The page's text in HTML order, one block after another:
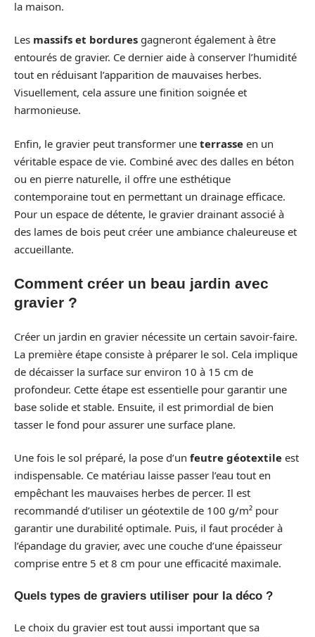
la maison.
Les massifs et bordures gagneront également à être
entourés de gravier. Ce dernier aide à conserver l’humidité
tout en réduisant l’apparition de mauvaises herbes.
Visuellement, cela assure une finition soignée et
harmonieuse.
Enfin, le gravier peut transformer une terrasse en un
véritable espace de vie. Combiné avec des dalles en béton
ou en pierre naturelle, il offre une esthétique
contemporaine tout en permettant un drainage efficace.
Pour un espace de détente, le gravier drainant associé à
des lames de bois peut créer une ambiance chaleureuse et
accueillante.
Comment créer un beau jardin avec
gravier ?
Créer un jardin en gravier nécessite un certain savoir-faire.
La première étape consiste à préparer le sol. Cela implique
de décaisser la surface sur environ 10 à 15 cm de
profondeur. Cette étape est essentielle pour garantir une
base solide et stable. Ensuite, il est primordial de bien
tasser le fond pour assurer une surface plane.
Une fois le sol préparé, la pose d’un feutre géotextile est
indispensable. Ce matériau laisse passer l’eau tout en
empêchant les mauvaises herbes de percer. Il est
recommandé d’utiliser un géotextile de 100 g/m² pour
garantir une durabilité optimale. Puis, il faut procéder à
l’épandage du gravier, avec une couche d’une épaisseur
comprise entre 5 et 8 cm pour une efficacité maximale.
Quels types de graviers utiliser pour la déco ?
Le choix du gravier est tout aussi important que sa